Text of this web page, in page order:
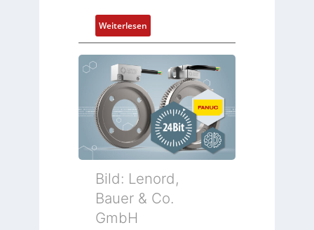
s
s
c
h
f
l
i
b
Weiterlesen:
M
o
b
l
u
n
k
o
d
Bild: Lenord,
Bauer & Co.
GmbH